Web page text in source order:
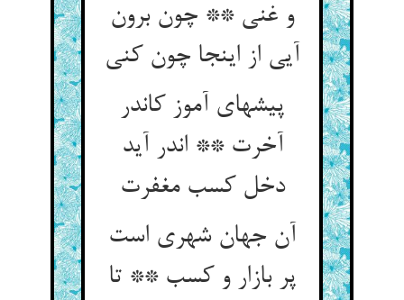
و غنی ** چون برون
آیی از اینجا چون کنی‏
پیشه‏ای آموز کاندر
آخرت ** اندر آید
دخل کسب مغفرت‏
آن جهان شهری است
پر بازار و کسب ** تا